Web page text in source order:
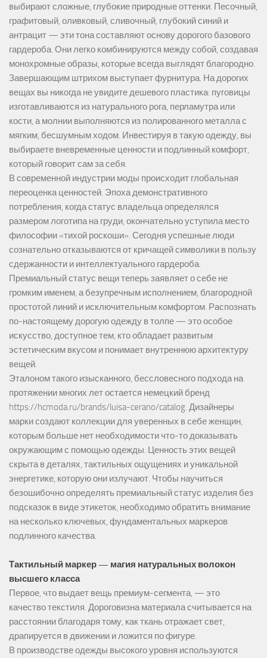
выбирают сложные, глубокие природные оттенки. Песочный,
графитовый, оливковый, сливочный, глубокий синий и
антрацит — эти тона составляют основу дорогого базового
гардероба. Они легко комбинируются между собой, создавая
монохромные образы, которые всегда выглядят благородно.
Завершающим штрихом выступает фурнитура. На дорогих
вещах вы никогда не увидите дешевого пластика: пуговицы
изготавливаются из натурального рога, перламутра или
кости, а молнии выполняются из полированного металла с
мягким, бесшумным ходом. Инвестируя в такую одежду, вы
выбираете вневременные ценности и подлинный комфорт,
который говорит сам за себя.
В современной индустрии моды происходит глобальная
переоценка ценностей. Эпоха демонстративного
потребления, когда статус владельца определялся
размером логотипа на груди, окончательно уступила место
философии «тихой роскоши». Сегодня успешные люди
сознательно отказываются от кричащей символики в пользу
сдержанности и интеллектуального гардероба.
Премиальный статус вещи теперь заявляет о себе не
громким именем, а безупречным исполнением, благородной
простотой линий и исключительным комфортом. Распознать
по-настоящему дорогую одежду в толпе — это особое
искусство, доступное тем, кто обладает развитым
эстетическим вкусом и понимает внутреннюю архитектуру
вещей.
Эталоном такого изысканного, бессловесного подхода на
протяжении многих лет остается немецкий бренд
https://hcmoda.ru/brands/luisa-cerano/catalog . Дизайнеры
марки создают коллекции для уверенных в себе женщин,
которым больше нет необходимости что-то доказывать
окружающим с помощью одежды. Ценность этих вещей
скрыта в деталях, тактильных ощущениях и уникальной
энергетике, которую они излучают. Чтобы научиться
безошибочно определять премиальный статус изделия без
подсказок в виде этикеток, необходимо обратить внимание
на несколько ключевых, фундаментальных маркеров
подлинного качества.
Тактильный маркер — магия натуральных волокон
высшего класса
Первое, что выдает вещь премиум-сегмента, — это
качество текстиля. Дороговизна материала считывается на
расстоянии благодаря тому, как ткань отражает свет,
драпируется в движении и ложится по фигуре.
В производстве одежды высокого уровня используются